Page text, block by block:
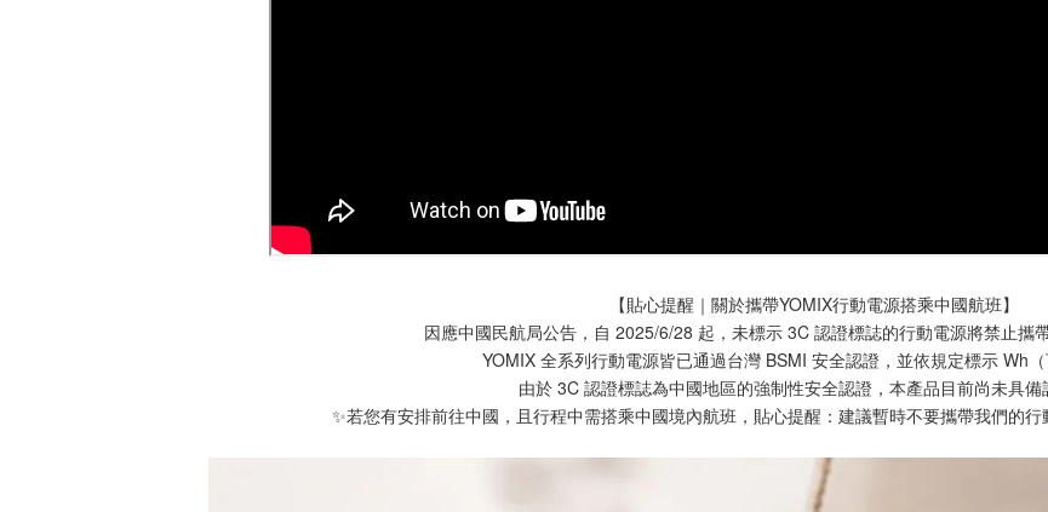
【貼心提醒｜關於攜帶YOMIX行動電源搭乘中國航班】
因應中國民航局公告，自 2025/6/28 起，未標示 3C 認證標誌的行動電源將禁止攜
YOMIX 全系列行動電源皆已通過台灣 BSMI 安全認證，並依規定標示 Wh（
由於 3C 認證標誌為中國地區的強制性安全認證，本產品目前尚未具備
✨若您有安排前往中國，且行程中需搭乘中國境內航班，貼心提醒：建議暫時不要攜帶我們的行